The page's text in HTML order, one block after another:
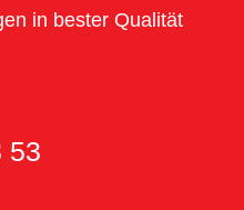
in bester Qualität
53